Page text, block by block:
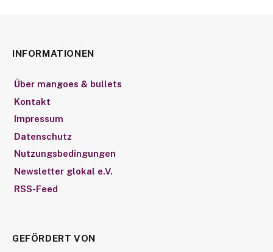
INFORMATIONEN
Über mangoes & bullets
Kontakt
Impressum
Datenschutz
Nutzungsbedingungen
Newsletter glokal e.V.
RSS-Feed
GEFÖRDERT VON